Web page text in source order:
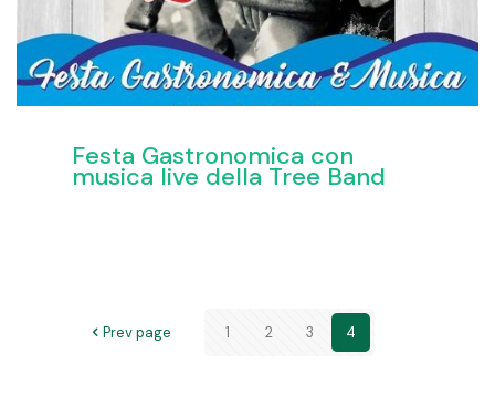
Festa Gastronomica con
musica live della Tree Band
Prev page 1 2 3 4